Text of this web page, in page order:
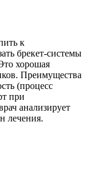
к
брекет-системы
хорошая
Преимущества
(процесс
при
анализирует
лечения.